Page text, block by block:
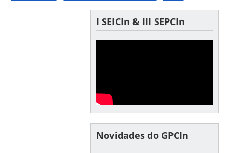
I SEICIn & III SEPCIn
Novidades do GPCIn